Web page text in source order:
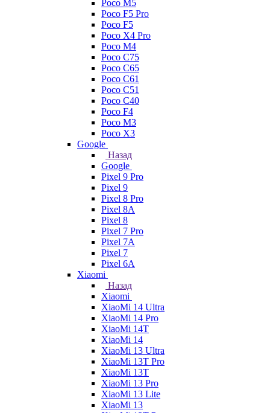
Poco M5
Poco F5 Pro
Poco F5
Poco X4 Pro
Poco M4
Poco C75
Poco C65
Poco C61
Poco C51
Poco C40
Poco F4
Poco M3
Poco X3
Google
Назад
Google
Pixel 9 Pro
Pixel 9
Pixel 8 Pro
Pixel 8A
Pixel 8
Pixel 7 Pro
Pixel 7A
Pixel 7
Pixel 6A
Xiaomi
Назад
Xiaomi
XiaoMi 14 Ultra
XiaoMi 14 Pro
XiaoMi 14T
XiaoMi 14
XiaoMi 13 Ultra
XiaoMi 13T Pro
XiaoMi 13T
XiaoMi 13 Pro
XiaoMi 13 Lite
XiaoMi 13